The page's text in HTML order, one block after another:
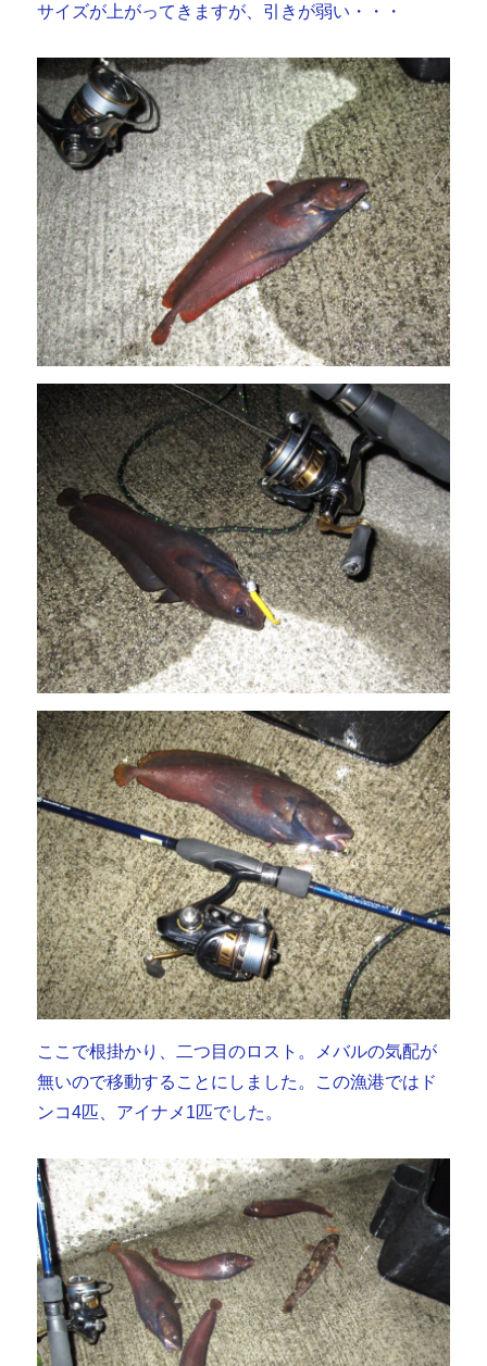
サイズが上がってきますが、引きが弱い・・・
ここで根掛かり、二つ目のロスト。メバルの気配が
無いので移動することにしました。この漁港ではド
ンコ4匹、アイナメ1匹でした。